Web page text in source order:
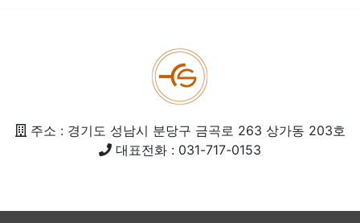
주소 : 경기도 성남시 분당구 금곡로 263 상가동 203호
대표전화 : 031-717-0153